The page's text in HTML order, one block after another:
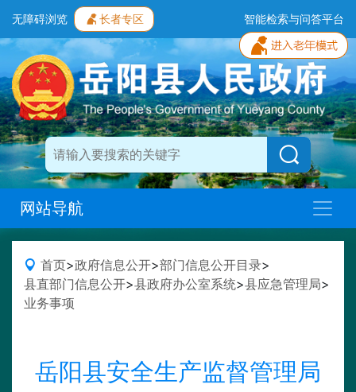
无障碍浏览 长者专区 智能检索与问答平台
网站导航
首页>政府信息公开>部门信息公开目录>
县直部门信息公开>县政府办公室系统>县应急管理局>
业务事项
岳阳县安全生产监督管理局